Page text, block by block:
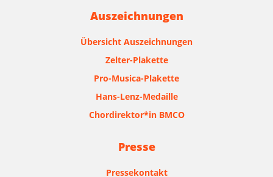
Auszeichnungen
Übersicht Auszeichnungen
Zelter-Plakette
Pro-Musica-Plakette
Hans-Lenz-Medaille
Chordirektor*in BMCO
Presse
Pressekontakt